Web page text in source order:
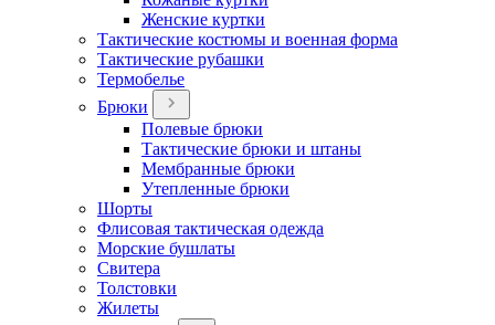
Женские куртки
Тактические костюмы и военная форма
Тактические рубашки
Термобелье
Брюки
Полевые брюки
Тактические брюки и штаны
Мембранные брюки
Утепленные брюки
Шорты
Флисовая тактическая одежда
Морские бушлаты
Свитера
Толстовки
Жилеты